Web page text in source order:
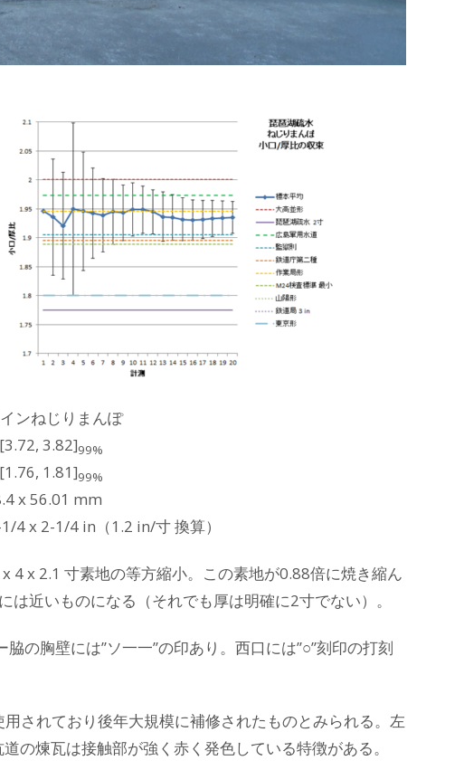
ンねじりまんぽ
3.82]99%
1.81]99%
x 56.01 mm
4 x 2-1/4 in（1.2 in/寸 換算）
4 x 2.1 寸素地の等方縮小。この素地が0.88倍に焼き縮ん
近いものになる（それでも厚は明確に2寸でない）。
の胸壁には”ソ一一”の印あり。西口には”○”刻印の打刻
されており後年大規模に補修されたものとみられる。左
の煉瓦は接触部が強く赤く発色している特徴がある。